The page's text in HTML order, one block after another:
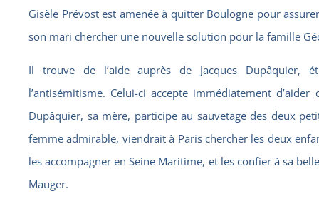
Gisèle Prévost est amenée à quitter Boulogne pour
son mari chercher une nouvelle solution pour la famille
Il trouve de l’aide auprès de Jacques Dupâquier,
l’antisémitisme. Celui-ci accepte immédiatement
Dupâquier, sa mère, participe au sauvetage des deux
femme admirable, viendrait à Paris chercher les deux
les accompagner en Seine Maritime, et les confier à sa
Mauger.